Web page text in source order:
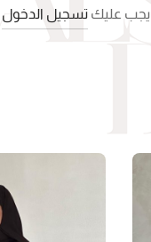
يجب عليك تسجيل الدخول